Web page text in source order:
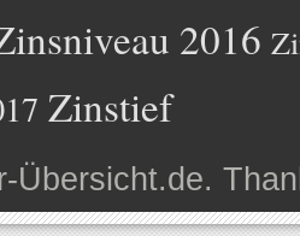
2016
Zinstief
Übersicht.de.